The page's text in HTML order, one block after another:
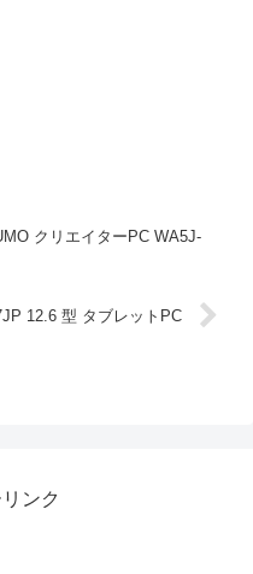
クリエイターPC WA5J-
12.6 型 タブレットPC
ンク